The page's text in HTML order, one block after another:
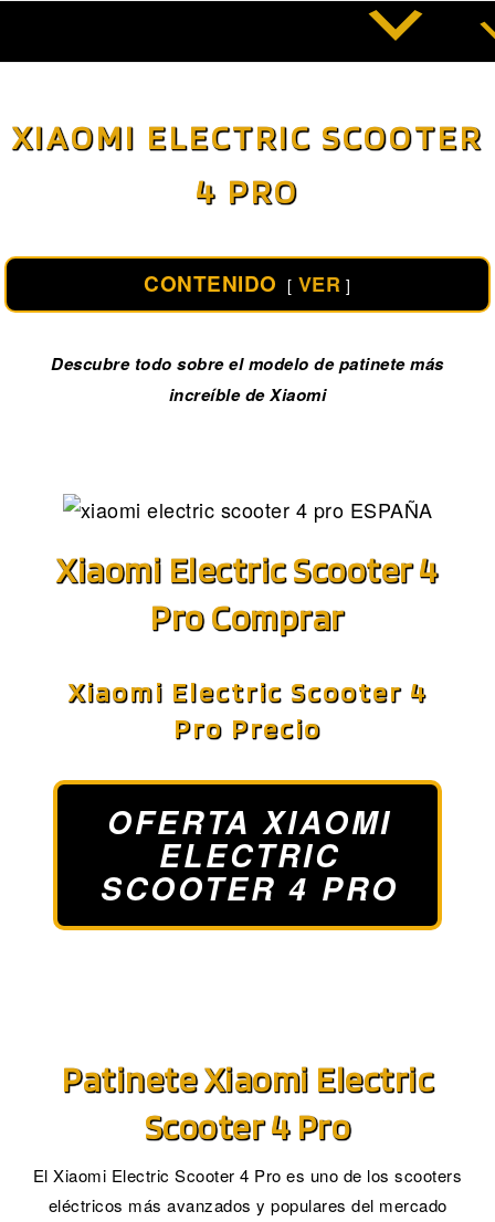
XIAOMI ELECTRIC SCOOTER
4 PRO
CONTENIDO VER
Descubre todo sobre el modelo de patinete más
increíble de Xiaomi
Xiaomi Electric Scooter 4
Pro Comprar
Xiaomi Electric Scooter 4
Pro Precio
OFERTA XIAOMI
ELECTRIC
SCOOTER 4 PRO
Patinete Xiaomi Electric
Scooter 4 Pro
El Xiaomi Electric Scooter 4 Pro es uno de los scooters
eléctricos más avanzados y populares del mercado